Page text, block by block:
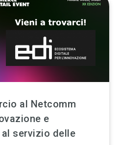
al Netcomm
e
servizio delle